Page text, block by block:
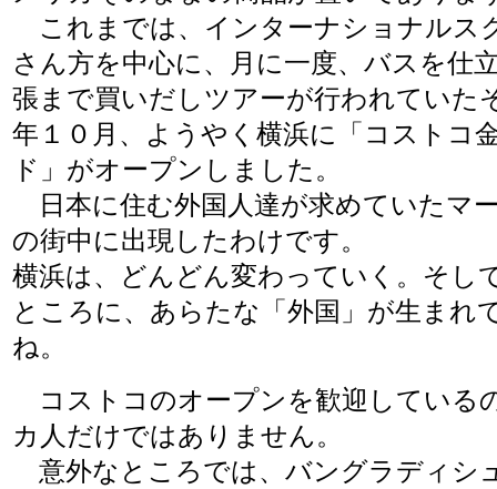
これまでは、インターナショナルス
さん方を中心に、月に一度、バスを仕
張まで買いだしツアーが行われていた
年１０月、ようやく横浜に「コストコ
ド」がオープンしました。
日本に住む外国人達が求めていたマ
の街中に出現したわけです。
横浜は、どんどん変わっていく。そし
ところに、あらたな「外国」が生まれ
ね。
コストコのオープンを歓迎している
カ人だけではありません。
意外なところでは、バングラディシ